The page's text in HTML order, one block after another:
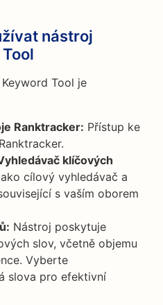
nástroj
Tool je
Ranktracker: Přístup ke
klíčových
cílový vyhledávač a
s vaším oborem
Nástroj poskytuje
slov, včetně objemu
Vyberte
slova pro efektivní